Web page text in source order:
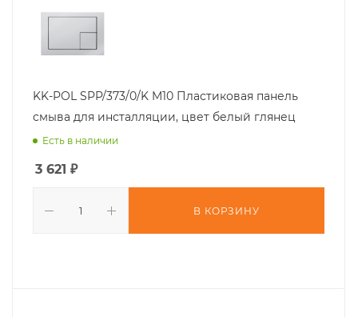
KK-POL SPP/373/0/K M10 Пластиковая панель
смыва для инсталляции, цвет белый глянец
Есть в наличии
3 621 ₽
В КОРЗИНУ